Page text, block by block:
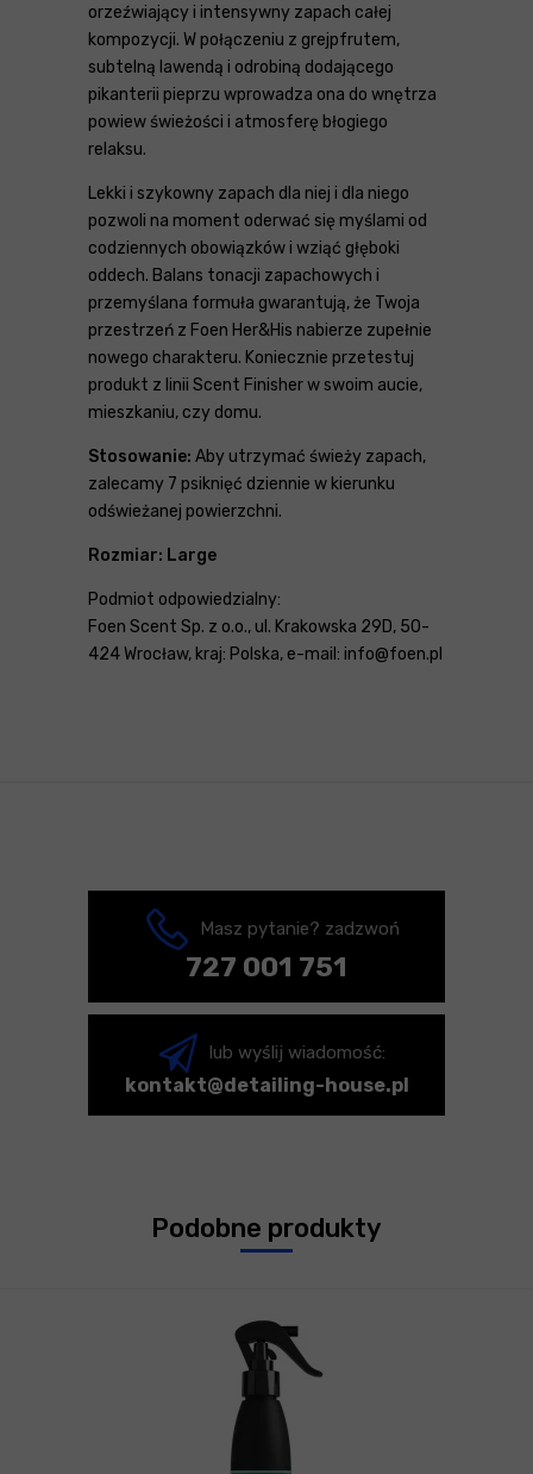
orzeźwiający i intensywny zapach całej
kompozycji. W połączeniu z grejpfrutem,
subtelną lawendą i odrobiną dodającego
pikanterii pieprzu wprowadza ona do wnętrza
powiew świeżości i atmosferę błogiego
relaksu.
Lekki i szykowny zapach dla niej i dla niego
pozwoli na moment oderwać się myślami od
codziennych obowiązków i wziąć głęboki
oddech. Balans tonacji zapachowych i
przemyślana formuła gwarantują, że Twoja
przestrzeń z Foen Her&His nabierze zupełnie
nowego charakteru. Koniecznie przetestuj
produkt z linii Scent Finisher w swoim aucie,
mieszkaniu, czy domu.
Stosowanie: Aby utrzymać świeży zapach,
zalecamy 7 psiknięć dziennie w kierunku
odświeżanej powierzchni.
Rozmiar: Large
Podmiot odpowiedzialny:
Foen Scent Sp. z o.o., ul. Krakowska 29D, 50-
424 Wrocław, kraj: Polska, e-mail: info@foen.pl
Masz pytanie? zadzwoń
727 001 751
lub wyślij wiadomość:
kontakt@detailing-house.pl
Podobne produkty